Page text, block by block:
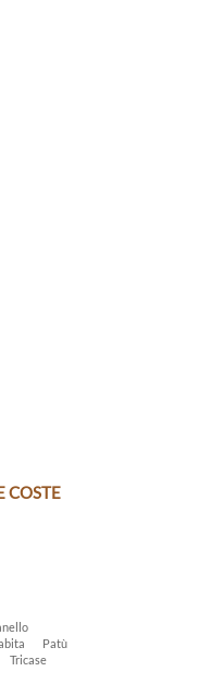
COSTE
Patù
Tricase